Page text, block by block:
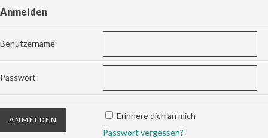
Anmelden
Benutzername
Passwort
Erinnere dich an mich
Passwort vergessen?